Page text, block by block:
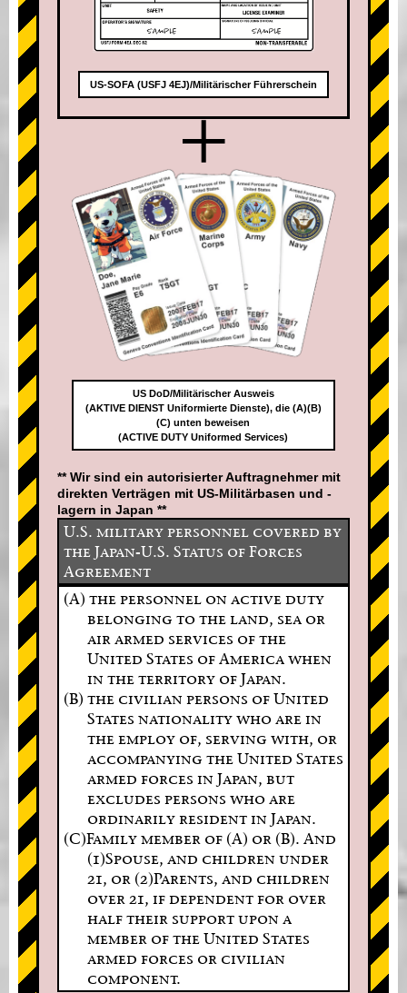
US-SOFA (USFJ 4EJ)/Militärischer Führerschein
+
US DoD/Militärischer Ausweis
(AKTIVE DIENST Uniformierte Dienste), die (A)(B)
(C) unten beweisen
(ACTIVE DUTY Uniformed Services)
** Wir sind ein autorisierter Auftragnehmer mit
direkten Verträgen mit US-Militärbasen und -
lagern in Japan **
U.S. military personnel covered by
the Japan-U.S. Status of Forces
Agreement
(A) the personnel on active duty
belonging to the land, sea or
air armed services of the
United States of America when
in the territory of Japan.
(B) the civilian persons of United
States nationality who are in
the employ of, serving with, or
accompanying the United States
armed forces in Japan, but
excludes persons who are
ordinarily resident in Japan.
(C)Family member of (A) or (B). And
(1)Spouse, and children under
21, or (2)Parents, and children
over 21, if dependent for over
half their support upon a
member of the United States
armed forces or civilian
component.